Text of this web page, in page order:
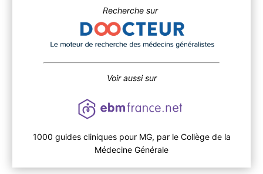
Recherche sur
Voir aussi sur
1000 guides cliniques pour MG, par le Collège de la
Médecine Générale